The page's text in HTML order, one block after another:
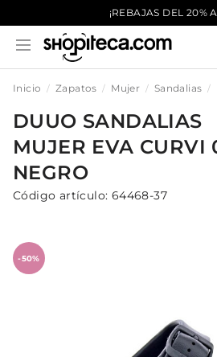
¡REBAJAS DEL 20%
Inicio Zapatos Mujer Sandalias
DUUO SANDALIAS
MUJER EVA CURVI
NEGRO
Código artículo: 64468-37
-50%